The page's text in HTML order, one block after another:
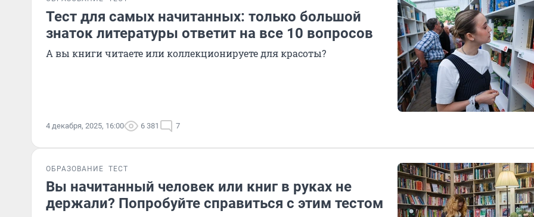
Тест для самых начитанных: только большой
знаток литературы ответит на все 10 вопросов
А вы книги читаете или коллекционируете для красоты?
4 декабря, 2025, 16:00 6 381 7
ОБРАЗОВАНИЕ ТЕСТ
Вы начитанный человек или книг в руках не
держали? Попробуйте справиться с этим тестом